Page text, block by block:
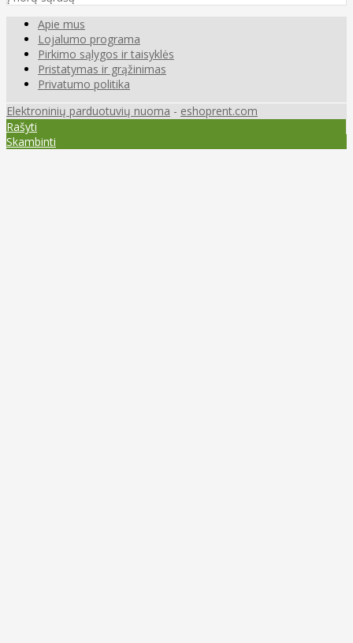
Apie mus
Lojalumo programa
Pirkimo sąlygos ir taisyklės
Pristatymas ir grąžinimas
Privatumo politika
Elektroninių parduotuvių nuoma - eshoprent.com
Rašyti
Skambinti